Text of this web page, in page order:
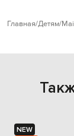
Главная Детям
NEW